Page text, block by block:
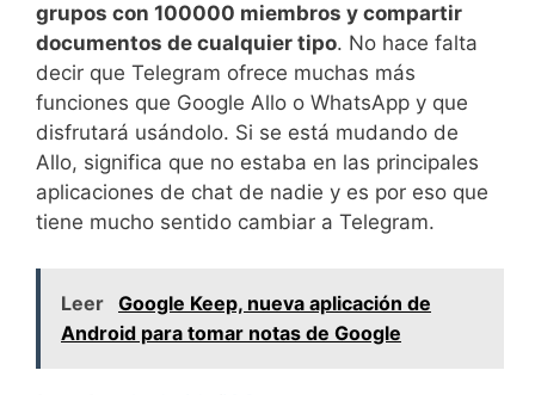
grupos con 100000 miembros y compartir
documentos de cualquier tipo. No hace falta
decir que Telegram ofrece muchas más
funciones que Google Allo o WhatsApp y que
disfrutará usándolo. Si se está mudando de
Allo, significa que no estaba en las principales
aplicaciones de chat de nadie y es por eso que
tiene mucho sentido cambiar a Telegram.
Leer Google Keep, nueva aplicación de
Android para tomar notas de Google